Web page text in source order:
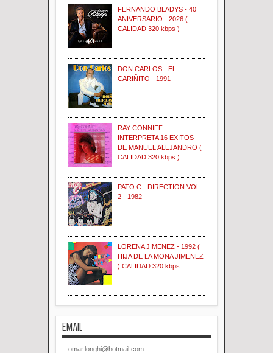
FERNANDO BLADYS - 40
ANIVERSARIO - 2026 (
CALIDAD 320 kbps )
DON CARLOS - EL
CARIÑITO - 1991
RAY CONNIFF -
INTERPRETA 16 EXITOS
DE MANUEL ALEJANDRO (
CALIDAD 320 kbps )
PATO C - DIRECTION VOL
2 - 1982
LORENA JIMENEZ - 1992 (
HIJA DE LA MONA JIMENEZ
) CALIDAD 320 kbps
EMAIL
omar.longhi@hotmail.com